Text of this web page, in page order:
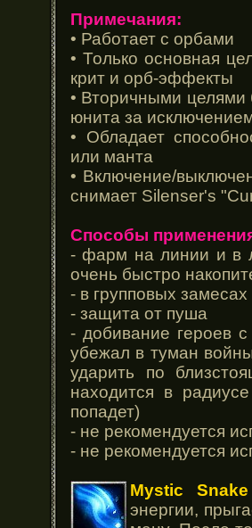
Примечания:
• Работает с орбами
• Только основная
крит и орб-эффекты
• Вторичными целями
юнита за
• Обладает
или манта
• Включение/
снимает Silenser's
Способы
- фарм на линии и в
очень быстро
- в групповых замесах
- защита от пуша
- добивание героев
убежал в туман
ударить по
находится в
попадет)
- не рекомендуется
- не рекомендуется
Mystic Snake
энергии,